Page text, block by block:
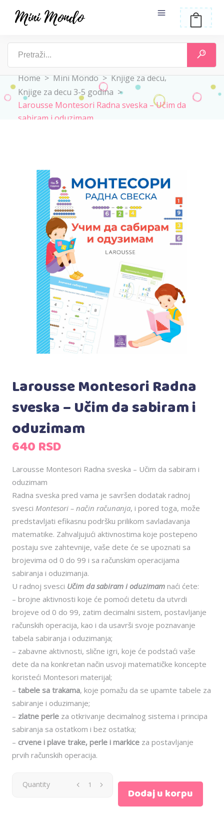
Home>Mini Mondo>Knjige za decu,
Knjige za decu 3-5 godina >
Larousse Montesori Radna sveska – Učim da
sabiram i oduzimam
Larousse Montesori Radna
sveska – Učim da sabiram i
oduzimam
640RSD
Larousse Montesori Radna sveska – Učim da sabiram i
oduzimam
Radna sveska pred vama je savršen dodatak radnoj
svesci Montesori – način računanja, i pored toga, može
predstavljati efikasnu podršku prilikom savladavanja
matematike. Zahvaljujući aktivnostima koje postepeno
postaju sve zahtevnije, vaše dete će se upoznati sa
brojevima od 0 do 99 i sa računskim operacijama
sabiranja i oduzimanja.
U radnoj svesci Učim da sabiram i oduzimam naći ćete:
– brojne aktivnosti koje će pomoći detetu da utvrdi
brojeve od 0 do 99, zatim decimalni sistem, postavljanje
računskih operacija, kao i da usavrši svoje poznavanje
tabela sabiranja i oduzimanja;
– zabavne aktivnosti, slične igri, koje će podstaći vaše
dete da na konkretan način usvoji matematičke koncepte
koristeći Montesori materijal;
– tabele sa trakama, koje pomažu da se upamte tabele za
sabiranje i oduzimanje;
– zlatne perle za otkrivanje decimalnog sistema i principa
sabiranja sa ostatkom i bez ostatka;
– crvene i plave trake, perle i markice za postavljanje
prvih računskih operacija.
Larousse
Quantity
Dodaj u korpu